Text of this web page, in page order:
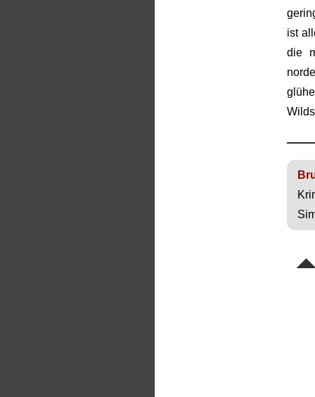
ist
die